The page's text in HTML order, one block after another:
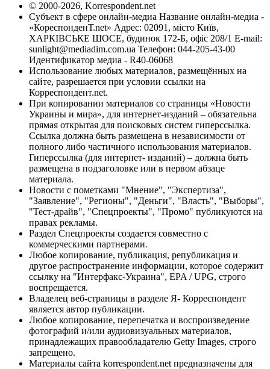
© 2000-2026, Korrespondent.net
Субъект в сфере онлайн-медиа Название онлайн-медиа -
«КореспонденТ.net» Адрес: 02091, місто Київ,
ХАРКІВСЬКЕ ШОСЕ, будинок 172-Б, офіс 208/1 E-mail:
sunlight@mediadim.com.ua Телефон: 044-205-43-00
Идентификатор медиа - R40-06068
Использование любых материалов, размещённых на
сайте, разрешается при условии ссылки на
Корреспондент.net.
При копировании материалов со страницы «Новости
Украины и мира», для интернет-изданий – обязательна
прямая открытая для поисковых систем гиперссылка.
Ссылка должна быть размещена в независимости от
полного либо частичного использования материалов.
Гиперссылка (для интернет- изданий) – должна быть
размещена в подзаголовке или в первом абзаце
материала.
Новости с пометками "Мнение", "Экспертиза",
"Заявление", "Регионы", "Деньги", "Власть", "Выборы",
"Тест-драйв", "Спецпроекты", "Промо" публикуются на
правах рекламы.
Раздел Спецпроекты создается совместно с
коммерческими партнерами.
Любое копирование, публикация, републикация и
другое распространение информации, которое содержит
ссылку на "Интерфакс-Украина", EPA / UPG, строго
воспрещается.
Владелец веб-страницы в разделе Я- Корреспондент
является автор публикации.
Любое копирование, перепечатка и воспроизведение
фотографий и/или аудиовизуальных материалов,
принадлежащих правообладателю Getty Images, строго
запрещено.
Материалы сайта korrespondent.net предназначены для